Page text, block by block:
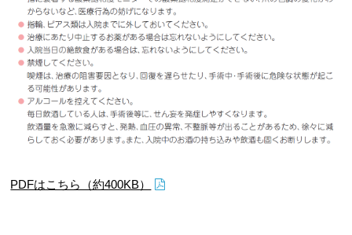
PDFはこちら（約400KB）